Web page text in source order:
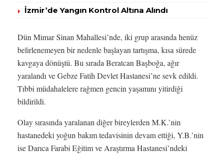
İzmir’de Yangın Kontrol Altına Alındı
Dün Mimar Sinan Mahallesi’nde, iki grup arasında henüz
belirlenemeyen bir nedenle başlayan tartışma, kısa sürede
kavgaya dönüştü. Bu sırada Beratcan Başboğa, ağır
yaralandı ve Gebze Fatih Devlet Hastanesi’ne sevk edildi.
Tıbbi müdahalelere rağmen gencin yaşamını yitirdiği
bildirildi.
Olay sırasında yaralanan diğer bireylerden M.K.’nin
hastanedeki yoğun bakım tedavisinin devam ettiği, Y.B.’nin
ise Darıca Farabi Eğitim ve Araştırma Hastanesi’ndeki